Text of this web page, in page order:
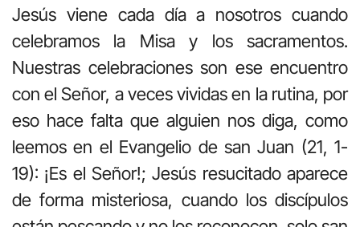
Jesús viene cada día a nosotros cuando
celebramos la Misa y los sacramentos.
Nuestras celebraciones son ese encuentro
con el Señor, a veces vividas en la rutina, por
eso hace falta que alguien nos diga, como
leemos en el Evangelio de san Juan (21, 1-
19): ¡Es el Señor!; Jesús resucitado aparece
de forma misteriosa, cuando los discípulos